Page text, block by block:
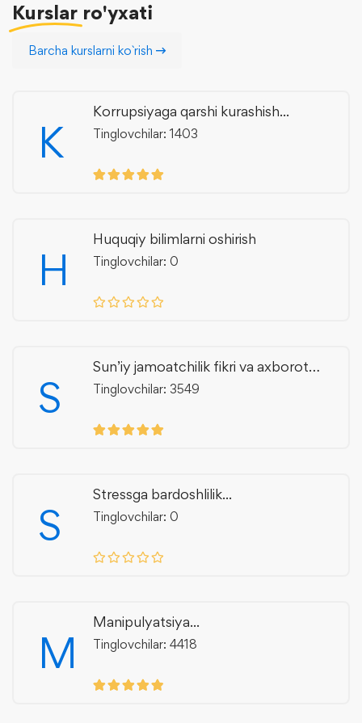
Kurslar ro'yxati
Barcha kurslarni ko`rish
K
Korrupsiyaga qarshi kurashish...
Tinglovchilar: 1403
H
Huquqiy bilimlarni oshirish
Tinglovchilar: 0
S
Sun’iy jamoatchilik fikri va axborot
manipulyatsiyasi
Tinglovchilar: 3549
S
Stressga bardoshlilik...
Tinglovchilar: 0
M
Manipulyatsiya...
Tinglovchilar: 4418